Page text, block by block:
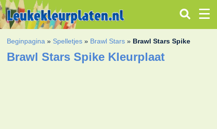
Beginpagina » Spelletjes » Brawl Stars » Brawl Stars Spike
Brawl Stars Spike Kleurplaat